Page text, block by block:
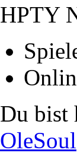
HPTY
Du bist
OleSoul